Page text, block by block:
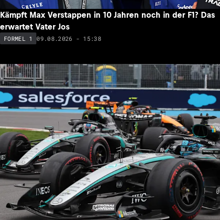
Kämpft Max Verstappen in 10 Jahren noch in der F1? Das
erwartet Vater Jos
FORMEL 1 09.08.2026 - 15:38